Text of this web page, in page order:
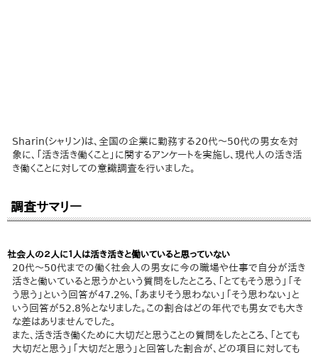
Sharin(シャリン)は、全国の企業に勤務する20代〜50代の男女を対
象に、「活き活き働くこと」に関するアンケートを実施し、現代人の活き活
き働くことに対しての意識調査を行いました。
調査サマリー
社会人の２人に１人は活き活きと働いていると思っていない
20代〜50代までの働く社会人の男女に今の職場や仕事で自分が活き
活きと働いていると思うかという質問をしたところ、「とてもそう思う」「そ
う思う」という回答が47.2%、「あまりそう思わない」「そう思わない」と
いう回答が52.8％となりました。この割合はどの年代でも男女でも大き
な差はありませんでした。
また、活き活き働くために大切だと思うことの質問をしたところ、「とても
大切だと思う」「大切だと思う」と回答した割合が、どの項目に対しても